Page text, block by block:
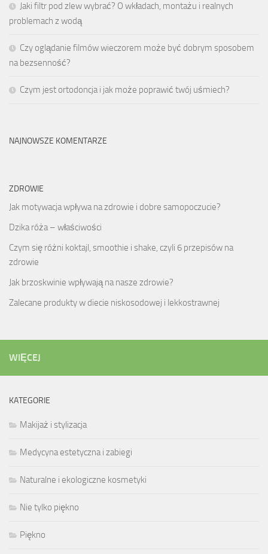
Jaki filtr pod zlew wybrać? O wkładach, montażu i realnych
problemach z wodą
Czy oglądanie filmów wieczorem może być dobrym sposobem
na bezsenność?
Czym jest ortodoncja i jak może poprawić twój uśmiech?
NAJNOWSZE KOMENTARZE
ZDROWIE
Jak motywacja wpływa na zdrowie i dobre samopoczucie?
Dzika róża – właściwości
Czym się różni koktajl, smoothie i shake, czyli 6 przepisów na
zdrowie
Jak brzoskwinie wpływają na nasze zdrowie?
Zalecane produkty w diecie niskosodowej i lekkostrawnej
WIĘCEJ
KATEGORIE
Makijaż i stylizacja
Medycyna estetyczna i zabiegi
Naturalne i ekologiczne kosmetyki
Nie tylko piękno
Piękno